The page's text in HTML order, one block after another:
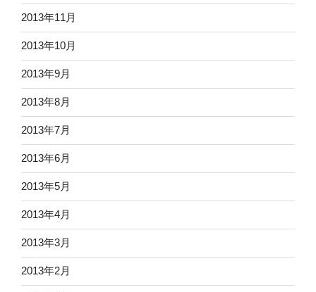
2013年11月
2013年10月
2013年9月
2013年8月
2013年7月
2013年6月
2013年5月
2013年4月
2013年3月
2013年2月